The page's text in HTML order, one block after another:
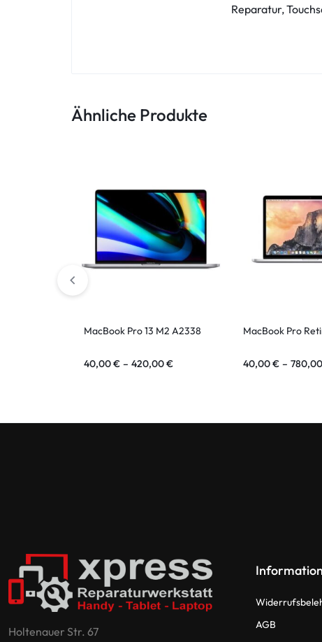
Reparatur,
Ähnliche Produkte
MacBook Pro 13 M2 A2338
40,00€ – 420,00€
MacBook Pro
40,00€ – 780,00
Holtenauer Str. 67
AGB